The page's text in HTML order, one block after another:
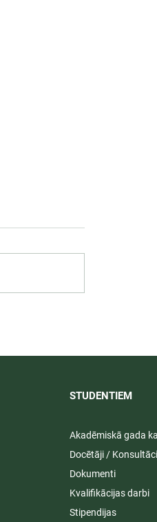
STUDENTIEM​
Akadēmiskā gada
Docētāji /
Dokumenti
Kvalifikācijas darbi
Stipendijas